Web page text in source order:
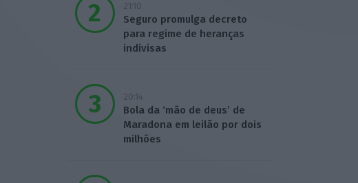
21:10
Seguro promulga decreto
para regime de heranças
indivisas
20:14
Bola da ‘mão de deus’ de
Maradona em leilão por dois
milhões